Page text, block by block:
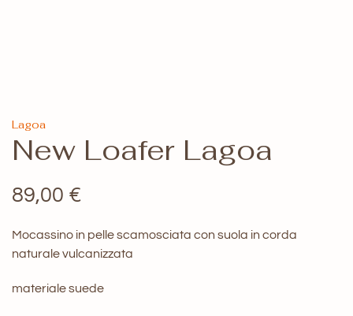
Lagoa
New Loafer Lagoa
89,00 €
Mocassino in pelle scamosciata con suola in corda
naturale vulcanizzata
materiale suede